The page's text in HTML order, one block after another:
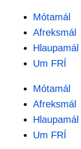
Mótamál
Afreksmál
Hlaupamál
Um FRÍ
Mótamál
Afreksmál
Hlaupamál
Um FRÍ